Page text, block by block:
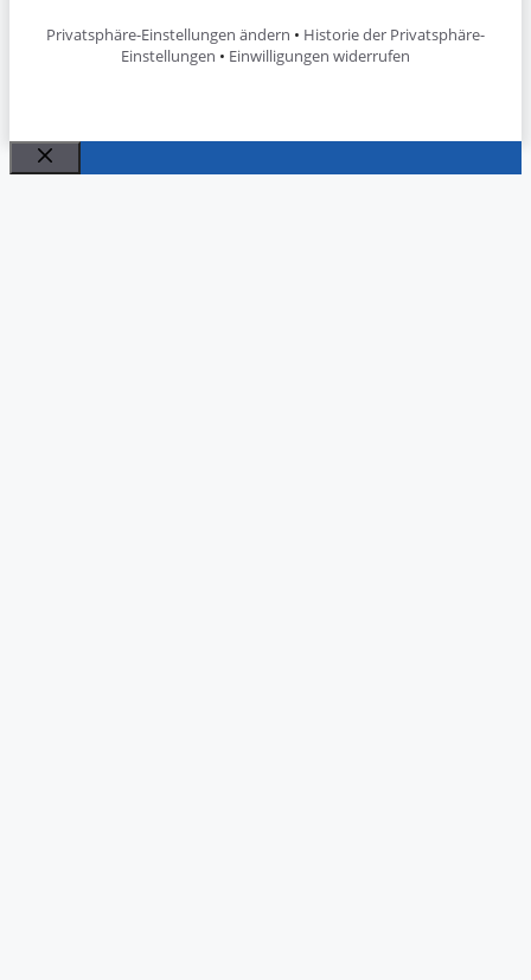
Privatsphäre-Einstellungen ändern • Historie der Privatsphäre-
Einstellungen • Einwilligungen widerrufen
Schließen